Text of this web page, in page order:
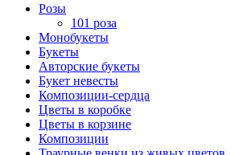
Розы
101 роза
Монобукеты
Букеты
Авторские букеты
Букет невесты
Композиции-сердца
Цветы в коробке
Цветы в корзине
Композиции